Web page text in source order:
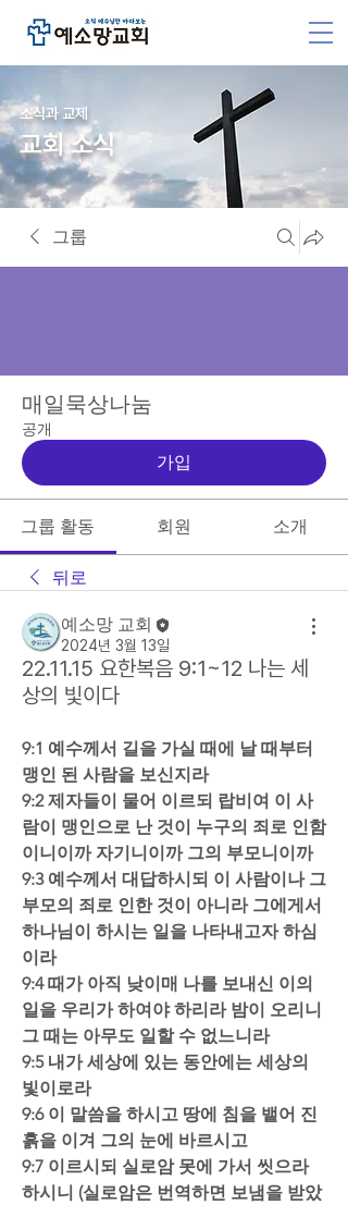
소식과 교제
교회 소식
그룹
매일묵상나눔
공개
가입
그룹 활동 회원 소개
뒤로
예소망 교회
2024년 3월 13일
22.11.15 요한복음 9:1~12 나는 세
상의 빛이다
9:1 예수께서 길을 가실 때에 날 때부터
맹인 된 사람을 보신지라
9:2 제자들이 물어 이르되 랍비여 이 사
람이 맹인으로 난 것이 누구의 죄로 인함
이니이까 자기니이까 그의 부모니이까
9:3 예수께서 대답하시되 이 사람이나 그
부모의 죄로 인한 것이 아니라 그에게서
하나님이 하시는 일을 나타내고자 하심
이라
9:4 때가 아직 낮이매 나를 보내신 이의
일을 우리가 하여야 하리라 밤이 오리니
그 때는 아무도 일할 수 없느니라
9:5 내가 세상에 있는 동안에는 세상의
빛이로라
9:6 이 말씀을 하시고 땅에 침을 뱉어 진
흙을 이겨 그의 눈에 바르시고
9:7 이르시되 실로암 못에 가서 씻으라
하시니 (실로암은 번역하면 보냄을 받았